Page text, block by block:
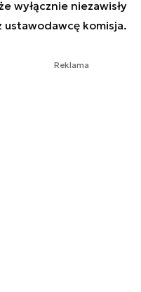
wyłącznie niezawisły
ustawodawcę komisja.
Reklama